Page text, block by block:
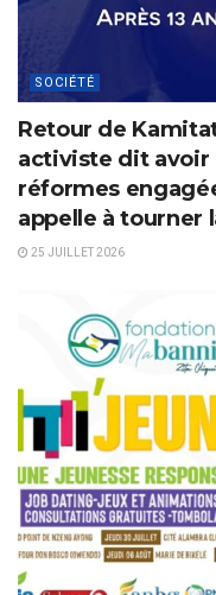
SOCIÉTÉ
Retour de
activiste dit avoir
réformes
appelle à tourner
25 JUILLET 2026